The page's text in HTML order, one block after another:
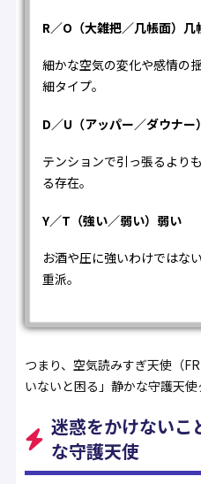
R／O（大雑把／几帳面）几
細かな空気の変化や感情の
細タイプ。
D／U（アッパー／ダウナー
テンションで引っ張るより
る存在。
Y／T（強い／弱い）弱い
お酒や圧に強いわけではな
重派。
つまり、空気読みすぎ天使（
いないと困る」静かな守護天使
迷惑をかけないこ
な守護天使